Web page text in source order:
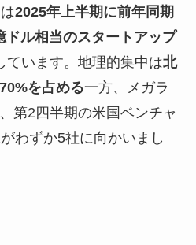
2025年上半期に前年同期
ドル相当のスタートアップ
ています。地理的集中は北
を占める一方、メガラ
第2四半期の米国ベンチャ
わずか5社に向かいまし